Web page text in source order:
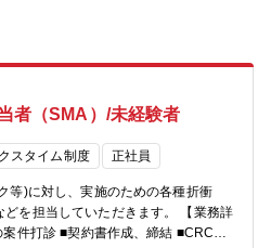
者（SMA）/未経験者
スタイム制度 正社員
等)に対し、実施のための各種折衝
当していただきます。 【業務詳
件打診 ■契約書作成、締結 ■CRCの